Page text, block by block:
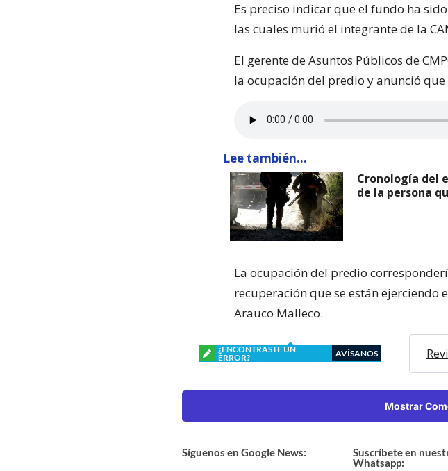
Es preciso indicar que el fundo ha
las cuales murió el integrante de la
El gerente de Asuntos Públicos de
la ocupación del predio y anunció
Lee también...
Cronología del
de la persona
La ocupación del predio
recuperación que se están ejerciendo
Arauco Malleco.
¿ENCONTRASTE UN
ERROR?
AVÍSANOS
Mostrar
Síguenos en Google News:
Suscríbete en
Whatsapp: